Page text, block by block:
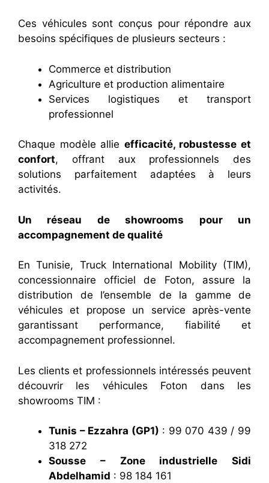
Ces véhicules sont conçus pour répondre aux
besoins spécifiques de plusieurs secteurs :
Commerce et distribution
Agriculture et production alimentaire
Services logistiques et transport
professionnel
Chaque modèle allie efficacité, robustesse et
confort, offrant aux professionnels des
solutions parfaitement adaptées à leurs
activités.
Un réseau de showrooms pour un
accompagnement de qualité
En Tunisie, Truck International Mobility (TIM),
concessionnaire officiel de Foton, assure la
distribution de l’ensemble de la gamme de
véhicules et propose un service après-vente
garantissant performance, fiabilité et
accompagnement professionnel.
Les clients et professionnels intéressés peuvent
découvrir les véhicules Foton dans les
showrooms TIM :
Tunis – Ezzahra (GP1) : 99 070 439 / 99
318 272
Sousse – Zone industrielle Sidi
Abdelhamid : 98 184 161